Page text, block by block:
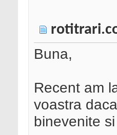
Buna,
Recent am
voastra
binevenite